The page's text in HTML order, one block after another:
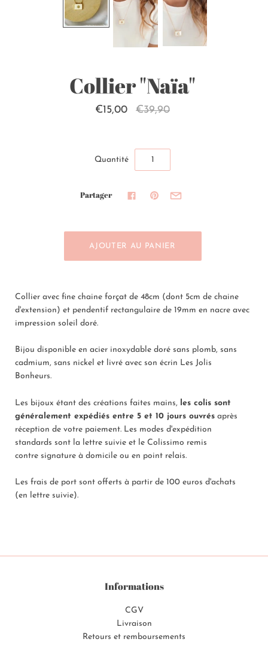
Collier "Naïa"
€15,00 €39,90
Quantité
Partager
Collier avec fine chaine forçat de 48cm (dont 5cm de chaine
d'extension) et pendentif rectangulaire de 19mm en nacre avec
impression soleil doré.
Bijou disponible en acier inoxydable doré sans plomb, sans
cadmium, sans nickel et livré avec son écrin Les Jolis
Bonheurs.
Les bijoux étant des créations faites mains, les colis sont
généralement expédiés entre 5 et 10 jours ouvrés après
réception de votre paiement. Les modes d'expédition
standards sont la lettre suivie et le Colissimo remis
contre signature à domicile ou en point relais.
Les frais de port sont offerts à partir de 100 euros d'achats
(en lettre suivie).
Informations
CGV
Livraison
Retours et remboursements